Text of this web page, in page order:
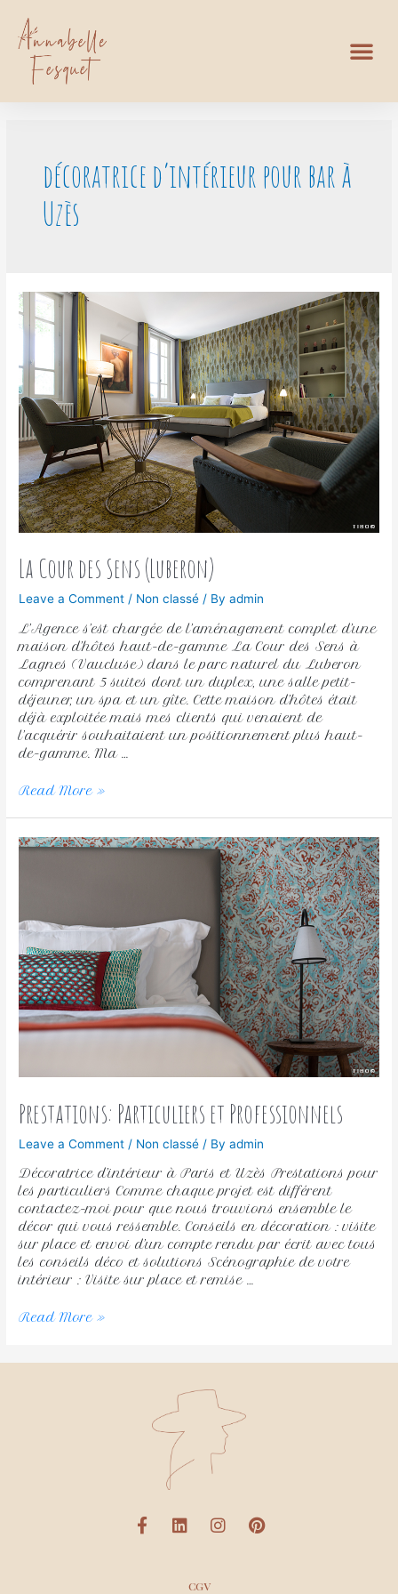
décoratrice d’intérieur pour bar à
Uzès
La Cour des Sens (Luberon)
Leave a Comment / Non classé / Byadmin
L’Agence s’est chargée de l’aménagement complet d’une
maison d’hôtes haut-de-gamme La Cour des Sens à
Lagnes (Vaucluse) dans le parc naturel du Luberon
comprenant 5 suites dont un duplex, une salle petit-
déjeuner, un spa et un gîte. Cette maison d’hôtes était
déjà exploitée mais mes clients qui venaient de
l’acquérir souhaitaient un positionnement plus haut-
de-gamme. Ma …
Read More »
Prestations: Particuliers et Professionnels
Leave a Comment / Non classé / Byadmin
Décoratrice d’intérieur à Paris et Uzès Prestations pour
les particuliers Comme chaque projet est différent
contactez-moi pour que nous trouvions ensemble le
décor qui vous ressemble. Conseils en décoration : visite
sur place et envoi d’un compte rendu par écrit avec tous
les conseils déco et solutions Scénographie de votre
intérieur : Visite sur place et remise …
Read More »
CGV